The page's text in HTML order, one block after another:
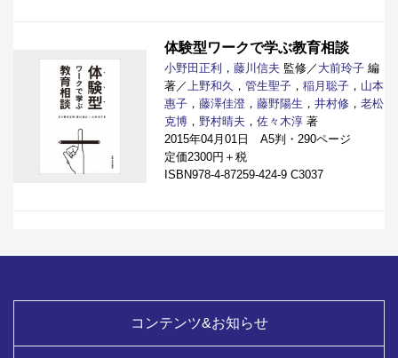
体験型ワークで学ぶ教育相談
小野田正利 ， 藤川信夫 監修／ 大前玲子 編
著／ 上野和久 ， 管生聖子 ， 稲月聡子 ， 山本
惠子 ， 藤澤佳澄 ， 藤野陽生 ， 井村修 ， 老松
克博 ， 野村晴夫 ， 佐々木淳 著
2015年04月01日 A5判・290ページ
定価2300円＋税
ISBN978-4-87259-424-9 C3037
コンテンツ&お知らせ